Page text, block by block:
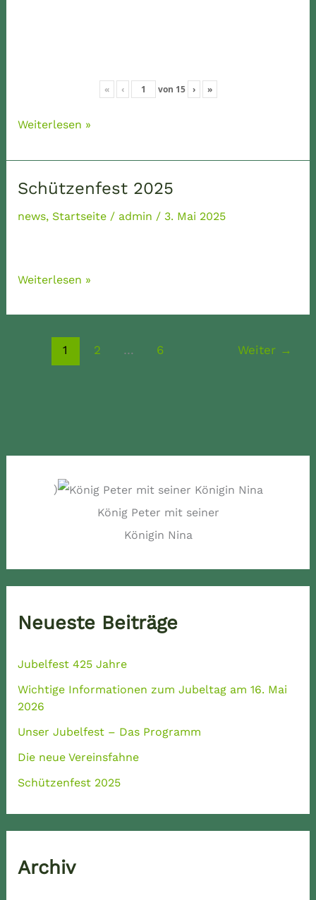
)
König Peter mit seiner
Königin Nina
Neueste Beiträge
Jubelfest 425 Jahre
Wichtige Informationen zum Jubeltag am 16. Mai
2026
Unser Jubelfest – Das Programm
Die neue Vereinsfahne
Schützenfest 2025
Archiv
« ‹ von 15 › »
Schützenfest
2024
Weiterlesen »
Schützenfest 2025
news, Startseite/ admin / 3. Mai 2025
Schützenfest
Weiterlesen »
1 2 … 6 Weiter →